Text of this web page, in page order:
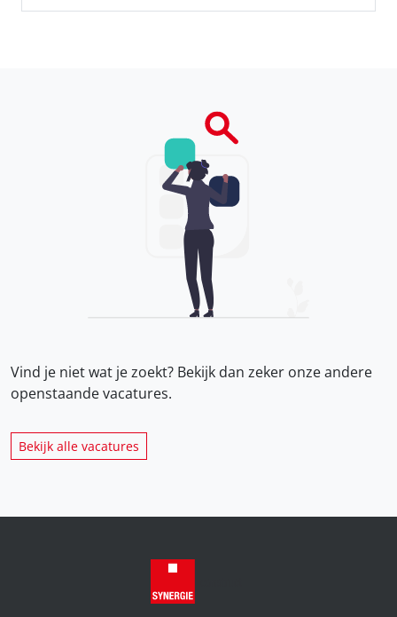
Vind je niet wat je zoekt? Bekijk dan zeker onzeandere
openstaande vacatures.
Bekijk alle vacatures